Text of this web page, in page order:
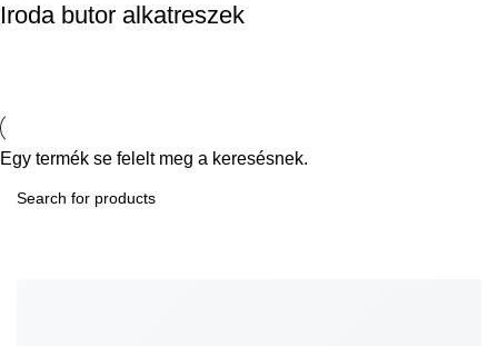
Iroda butor alkatreszek
Egy termék se felelt meg a keresésnek.